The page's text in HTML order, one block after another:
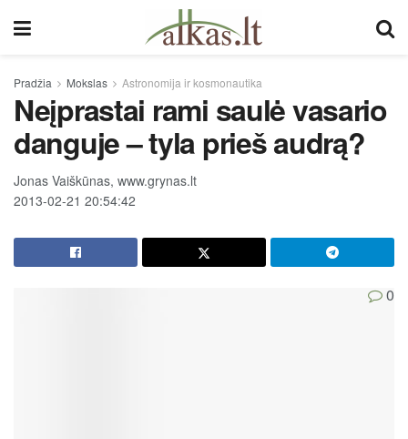
Pradžia Mokslas Astronomija ir kosmonautika
Neįprastai rami saulė vasario
danguje – tyla prieš audrą?
Jonas Vaiškūnas, www.grynas.lt
2013-02-21 20:54:42
0